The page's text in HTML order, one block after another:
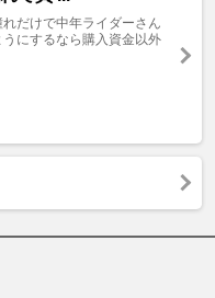
だけで中年ライダーさん
にするなら購入資金以外